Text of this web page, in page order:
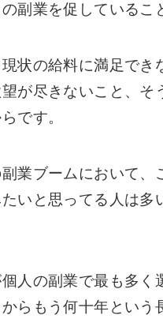
副業を促しているこ
状の給料に満足でき
が尽きないこと、そ
です。
業ブームにおいて、
いと思ってる人は多
人の副業で最も多く
らもう何十年という